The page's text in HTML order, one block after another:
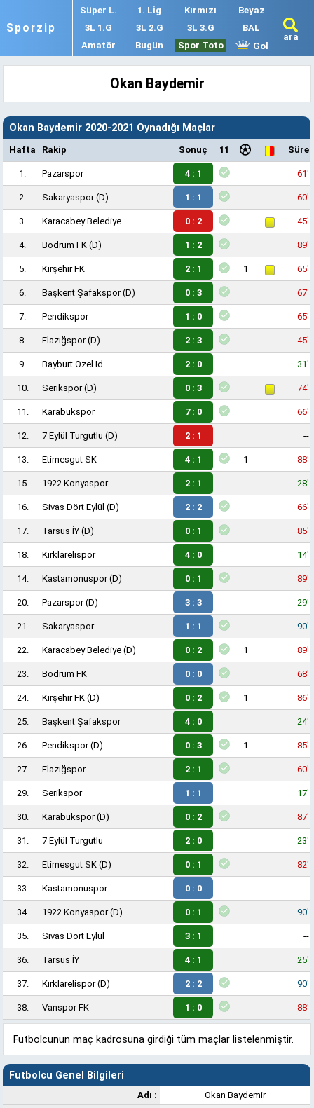
Sporzip
Süper L. 1. Lig Kırmızı
Beyaz
3L 1.G
3L 2.G 3L 3.G
BAL
Amatör
Bugün Spor Toto Gol
ara
Okan Baydemir
Okan Baydemir 2020-2021 Oynadığı Maçlar
Hafta Rakip Sonuç 11 Süre
1. Pazarspor 4 : 1 61'
2. Sakaryaspor(D) 1 : 1 60'
3. Karacabey Belediye 0 : 2 45'
4. Bodrum FK (D) 1 : 2 89'
5. Kırşehir FK 2 : 1 1 65'
6. Başkent Şafakspor(D) 0 : 3 67'
7. Pendikspor 1 : 0 65'
8. Elazığspor(D) 2 : 3 45'
9. Bayburt Özel İd. 2 : 0 31'
10. Serikspor(D) 0 : 3 74'
11. Karabükspor 7 : 0 66'
12. 7 Eylül Turgutlu (D) 2 : 1 --
13. Etimesgut SK 4 : 1 1 88'
15. 1922 Konyaspor 2 : 1 28'
16. Sivas Dört Eylül (D) 2 : 2 66'
17. Tarsus İY (D) 0 : 1 85'
18. Kırklarelispor 4 : 0 14'
14. Kastamonuspor(D) 0 : 1 89'
20. Pazarspor(D) 3 : 3 29'
21. Sakaryaspor 1 : 1 90'
22. Karacabey Belediye (D) 0 : 2 1 89'
23. Bodrum FK 0 : 0 68'
24. Kırşehir FK (D) 0 : 2 1 86'
25. Başkent Şafakspor 4 : 0 24'
26. Pendikspor(D) 0 : 3 1 85'
27. Elazığspor 2 : 1 60'
29. Serikspor 1 : 1 17'
30. Karabükspor(D) 0 : 2 87'
31. 7 Eylül Turgutlu 2 : 0 23'
32. Etimesgut SK (D) 0 : 1 82'
33. Kastamonuspor 0 : 0 --
34. 1922 Konyaspor(D) 0 : 1 90'
35. Sivas Dört Eylül 3 : 1 --
36. Tarsus İY 4 : 1 25'
37. Kırklarelispor(D) 2 : 2 90'
38. Vanspor FK 1 : 0 88'
Futbolcunun maç kadrosuna girdiği tüm maçlar listelenmiştir.
Futbolcu Genel Bilgileri
Adı :
Okan Baydemir